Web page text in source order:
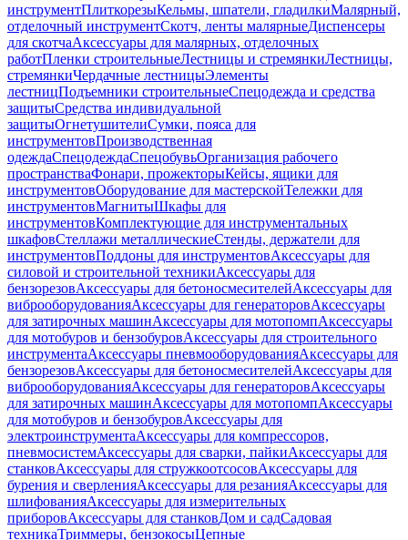
инструментПлиткорезыКельмы, шпатели, гладилкиМалярный,
отделочный инструментСкотч, ленты малярныеДиспенсеры
для скотчаАксессуары для малярных, отделочных
работПленки строительныеЛестницы и стремянкиЛестницы,
стремянкиЧердачные лестницыЭлементы
лестницПодъемники строительныеСпецодежда и средства
защитыСредства индивидуальной
защитыОгнетушителиСумки, пояса для
инструментовПроизводственная
одеждаСпецодеждаСпецобувьОрганизация рабочего
пространстваФонари, прожекторыКейсы, ящики для
инструментовОборудование для мастерскойТележки для
инструментовМагнитыШкафы для
инструментовКомплектующие для инструментальных
шкафовСтеллажи металлическиеСтенды, держатели для
инструментовПоддоны для инструментовАксессуары для
силовой и строительной техникиАксессуары для
бензорезовАксессуары для бетоносмесителейАксессуары для
виброоборудованияАксессуары для генераторовАксессуары
для затирочных машинАксессуары для мотопомпАксессуары
для мотобуров и бензобуровАксессуары для строительного
инструментаАксессуары пневмооборудованияАксессуары для
бензорезовАксессуары для бетоносмесителейАксессуары для
виброоборудованияАксессуары для генераторовАксессуары
для затирочных машинАксессуары для мотопомпАксессуары
для мотобуров и бензобуровАксессуары для
электроинструментаАксессуары для компрессоров,
пневмосистемАксессуары для сварки, пайкиАксессуары для
станковАксессуары для стружкоотсосовАксессуары для
бурения и сверленияАксессуары для резанияАксессуары для
шлифованияАксессуары для измерительных
приборовАксессуары для станковДом и садСадовая
техникаТриммеры, бензокосыЦепные